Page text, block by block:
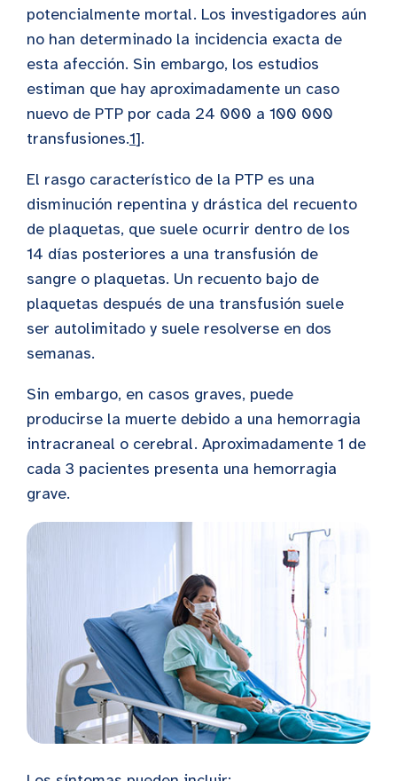
potencialmente mortal. Los investigadores aún
no han determinado la incidencia exacta de
esta afección. Sin embargo, los estudios
estiman que hay aproximadamente un caso
nuevo de PTP por cada 24 000 a 100 000
transfusiones.1].
El rasgo característico de la PTP es una
disminución repentina y drástica del recuento
de plaquetas, que suele ocurrir dentro de los
14 días posteriores a una transfusión de
sangre o plaquetas. Un recuento bajo de
plaquetas después de una transfusión suele
ser autolimitado y suele resolverse en dos
semanas.
Sin embargo, en casos graves, puede
producirse la muerte debido a una hemorragia
intracraneal o cerebral. Aproximadamente 1 de
cada 3 pacientes presenta una hemorragia
grave.